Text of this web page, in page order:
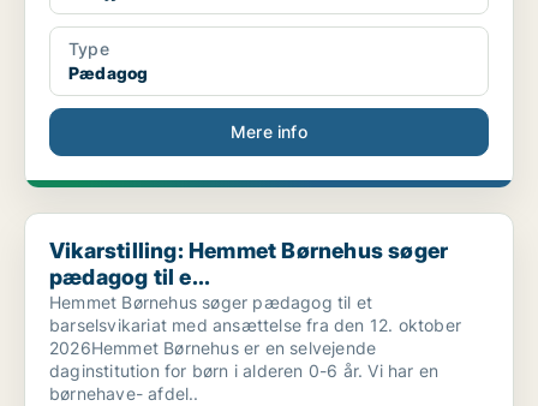
Type
Pædagog
Mere info
Vikarstilling: Hemmet Børnehus søger pædagog til e...
Vikarstilling: Hemmet Børnehus søger
pædagog til e...
Hemmet Børnehus søger pædagog til et
barselsvikariat med ansættelse fra den 12. oktober
2026Hemmet Børnehus er en selvejende
daginstitution for børn i alderen 0-6 år. Vi har en
børnehave- afdel..